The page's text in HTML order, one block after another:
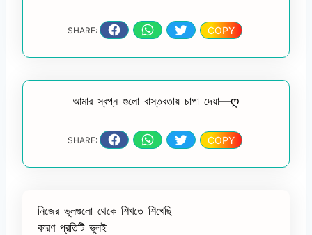
SHARE: COPY
আমার স্বপ্ন গুলো বাস্তবতায় চাপা দেয়া—ღ
SHARE: COPY
নিজের ভুলগুলো থেকে শিখতে শিখেছি
কারণ প্রতিটি ভুলই